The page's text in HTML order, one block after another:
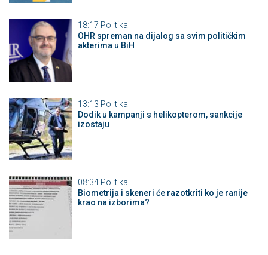
18:17 Politika
OHR spreman na dijalog sa svim političkim
akterima u BiH
13:13 Politika
Dodik u kampanji s helikopterom, sankcije
izostaju
08:34 Politika
Biometrija i skeneri će razotkriti ko je ranije
krao na izborima?